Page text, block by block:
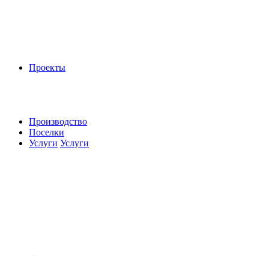
Проекты
Производство
Поселки
Услуги Услуги